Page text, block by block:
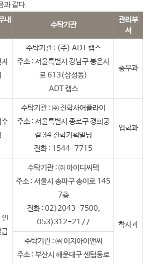
과 같다.
내
수탁기관
관리부
서
수탁기관 : (주) ADT 캡스
주소 : 서울특별시 강남구 봉은사
로 613(삼성동)
ADT 캡스
총무과
수탁기관 : ㈜ 진학사어플라이
주소 : 서울특별시 종로구 경희궁
길 34 진학기획빌딩
전화 : 1544-7715
입학과
인
급
수탁기관 : ㈜ 아이디씨텍
주소 : 서울시 송파구 송이로 145
7층
전화 : 02)2043-7500,
053)312-2177
학사과
수탁기관 : ㈜ 이지아이앤씨
주소 : 부산시 해운대구 센텀동로